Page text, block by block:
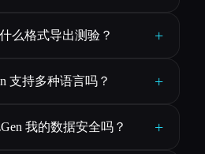
么格式导出测验？ +
支持多种语言吗？ +
我的数据安全吗？ +